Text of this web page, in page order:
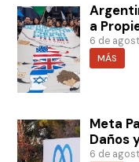
a
6 de
MÁS
Meta
Daños
6 de